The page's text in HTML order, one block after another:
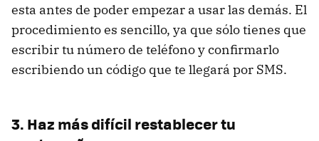
esta antes de poder empezar a usar las demás. El
procedimiento es sencillo, ya que sólo tienes que
escribir tu número de teléfono y confirmarlo
escribiendo un código que te llegará por SMS.
3. Haz más difícil restablecer tu